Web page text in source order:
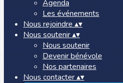
Agenda
Les événements
Nous rejoindre ▴▾
Nous soutenir▴▾
Nous soutenir
Devenir bénévole
Nos partenaires
Nous contacter▴▾